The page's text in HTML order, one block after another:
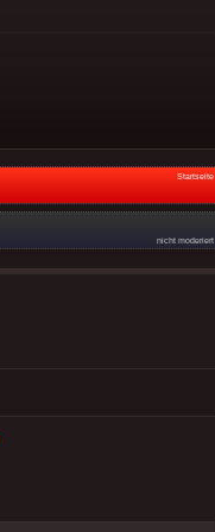
Startseite
nicht moderiert